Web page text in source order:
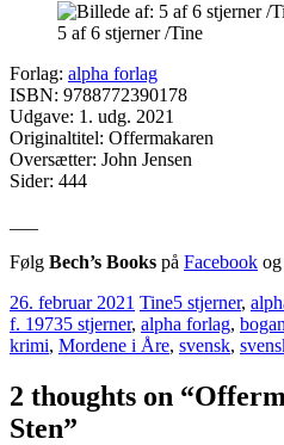
5 af 6 stjerner /Tine
Forlag: alpha forlag
ISBN: 9788772390178
Udgave: 1. udg. 2021
Originaltitel: Offermakaren
Oversætter: John Jensen
Sider: 444
Følg Bech’s Books på Facebook og
26. februar 2021 Tine5 stjerner,
f. 19735 stjerner, alpha forlag,
krimi, Mordene i Åre, svensk,
2 thoughts on “
Sten”